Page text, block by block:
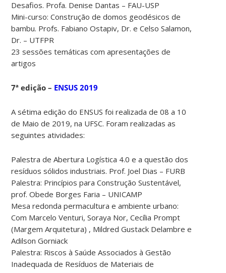
Desafios. Profa. Denise Dantas – FAU-USP
Mini-curso: Construção de domos geodésicos de
bambu. Profs. Fabiano Ostapiv, Dr. e Celso Salamon,
Dr. – UTFPR
23 sessões temáticas com apresentações de
artigos
7ª edição – ENSUS 2019
A sétima edição do ENSUS foi realizada de 08 a 10
de Maio de 2019, na UFSC. Foram realizadas as
seguintes atividades:
Palestra de Abertura Logística 4.0 e a questão dos
resíduos sólidos industriais. Prof. Joel Dias – FURB
Palestra: Princípios para Construção Sustentável,
prof. Obede Borges Faria – UNICAMP
Mesa redonda permacultura e ambiente urbano:
Com Marcelo Venturi, Soraya Nor, Cecília Prompt
(Margem Arquitetura) , Mildred Gustack Delambre e
Adilson Gorniack
Palestra: Riscos à Saúde Associados à Gestão
Inadequada de Resíduos de Materiais de